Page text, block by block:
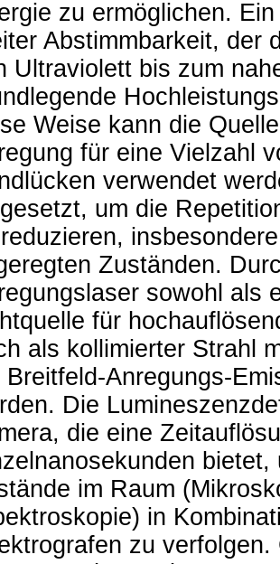
zu ermöglichen.
Abstimmbarkeit, der
Ultraviolett bis zum
Weise kann die
für eine Vielzahl
verwendet
um die
Zuständen.
sowohl als
für
als kollimierter Strahl
Breitfeld-Anregungs-
Die
die eine
im Raum
in
zu